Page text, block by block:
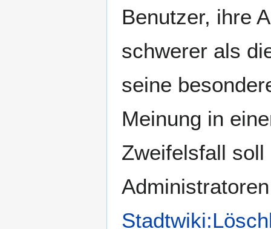
Benutzer, ihre
schwerer als
seine
Meinung in
Zweifelsfall